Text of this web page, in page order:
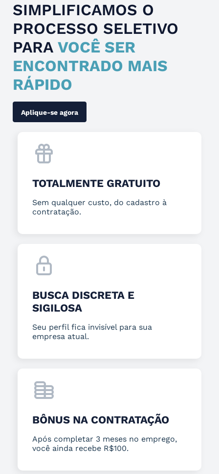
SIMPLIFICAMOS O
PROCESSO SELETIVO
PARA VOCÊ SER
ENCONTRADO MAIS
RÁPIDO
Aplique-se agora
TOTALMENTE GRATUITO
Sem qualquer custo, do cadastro à
contratação.
BUSCA DISCRETA E
SIGILOSA
Seu perfil fica invisível para sua
empresa atual.
BÔNUS NA CONTRATAÇÃO
Após completar 3 meses no emprego,
você ainda recebe R$100.